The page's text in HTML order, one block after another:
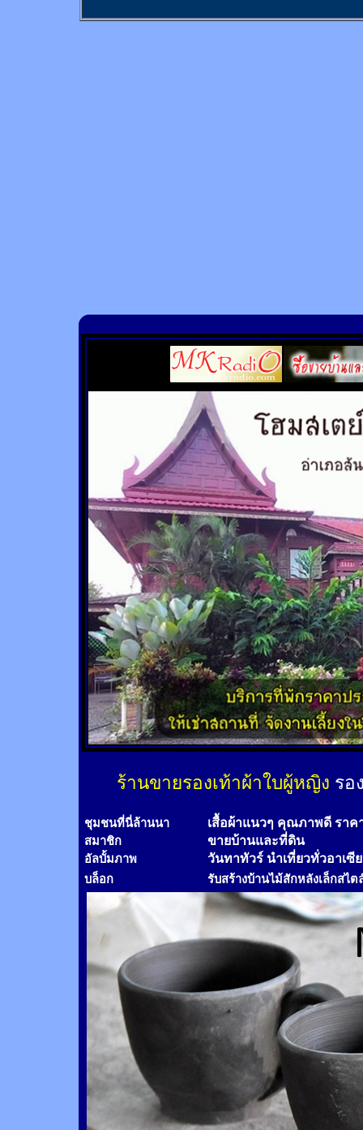
ร้านขายรองเท้าผ้าใบผู้หญิง รอ
ชุมชนที่นี่ล้านนา เสื้อผ้าแนวๆ คุณภาพดี ราค
สมาชิก ขายบ้านและที่ดิน
อัลบั้มภาพ วันทาทัวร์ นำเที่ยวทั่วอาเซี
บล็อก รับสร้างบ้านไม้สักหลังเล็กสไต